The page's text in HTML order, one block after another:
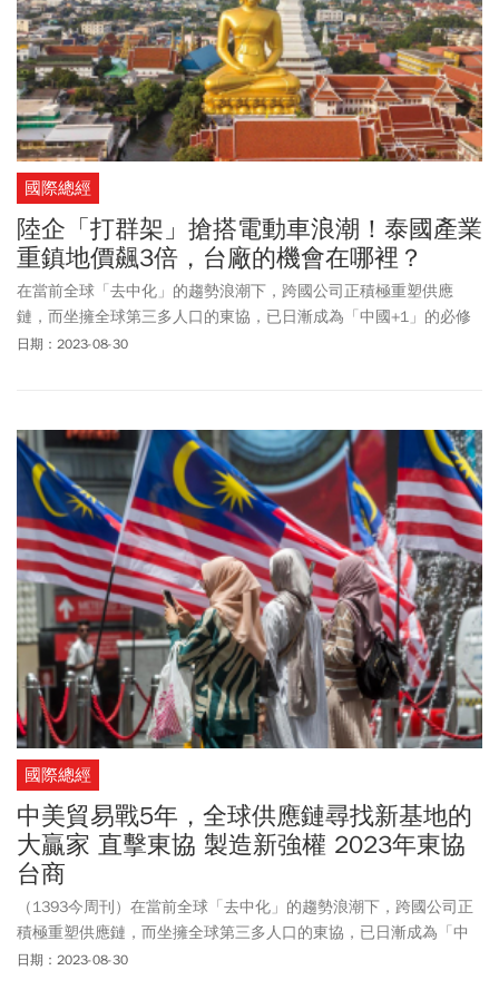
國際總經
陸企「打群架」搶搭電動車浪潮！泰國產業
重鎮地價飆3倍，台廠的機會在哪裡？
在當前全球「去中化」的趨勢浪潮下，跨國公司正積極重塑供應
鏈，而坐擁全球第三多人口的東協，已日漸成為「中國+1」的必修
顯學。在這盤棋局中，不同的陣地，也逐漸演變出各自特有的產業
日期：2023-08-30
國際總經
中美貿易戰5年，全球供應鏈尋找新基地的
大贏家 直擊東協 製造新強權 2023年東協
台商
（1393今周刊）在當前全球「去中化」的趨勢浪潮下，跨國公司正
積極重塑供應鏈，而坐擁全球第三多人口的東協，已日漸成為「中
國+1」的必修顯學。《今周刊》採訪團隊走入東協現場，親眼見證
日期：2023-08-30